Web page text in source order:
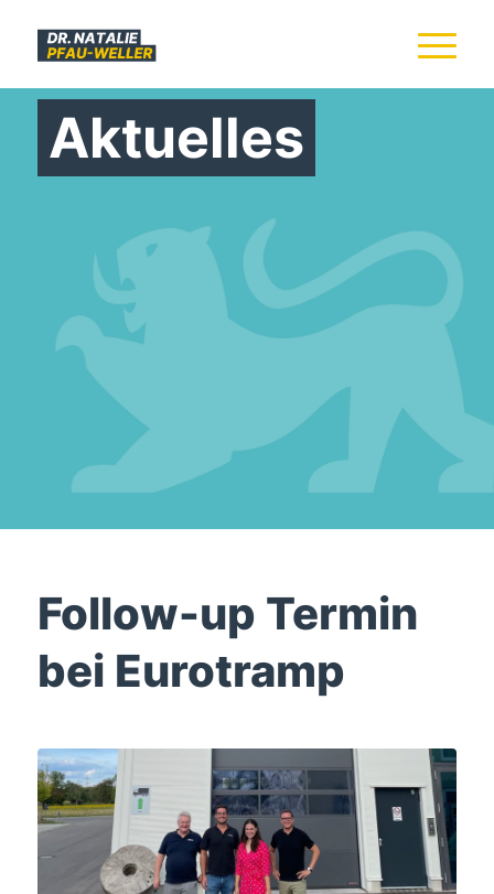
Aktuelles
Follow-up Termin
bei Eurotramp